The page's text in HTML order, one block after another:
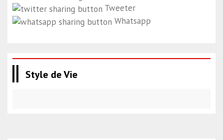
Tweeter
Whatsapp
Style de Vie